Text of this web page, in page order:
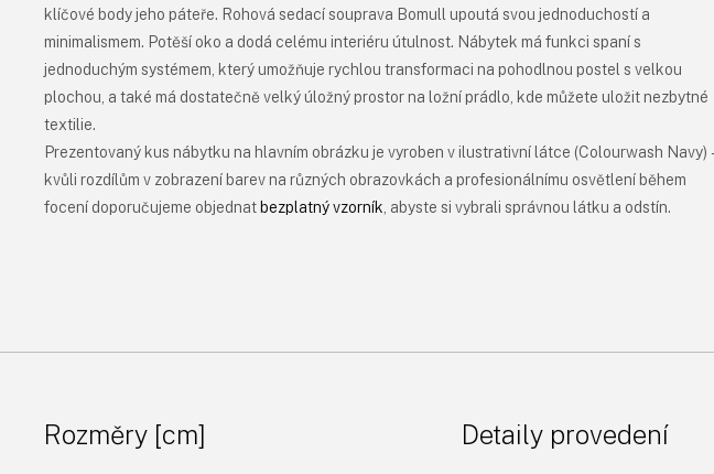
klíčové body jeho páteře. Rohová sedací souprava Bomull upoutá svou jednoduchostí a
minimalismem. Potěší oko a dodá celému interiéru útulnost. Nábytek má funkci spaní s
jednoduchým systémem, který umožňuje rychlou transformaci na pohodlnou postel s velkou
plochou, a také má dostatečně velký úložný prostor na ložní prádlo, kde můžete uložit nezbytné
textilie.
Prezentovaný kus nábytku na hlavním obrázku je vyroben v ilustrativní látce (Colourwash Navy) -
kvůli rozdílům v zobrazení barev na různých obrazovkách a profesionálnímu osvětlení během
focení doporučujeme objednat bezplatný vzorník , abyste si vybrali správnou látku a odstín.
Rozměry [cm] Detaily provedení